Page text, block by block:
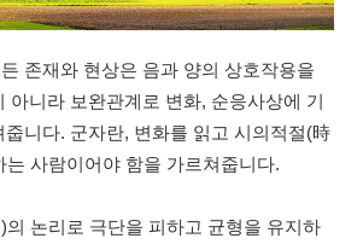
든 존재와 현상은 음과 양의 상호작용을
아니라 보완관계로 변화, 순응사상에 기
줍니다. 군자란, 변화를 읽고 시의적절(時
는 사람이어야 함을 가르쳐줍니다.
의 논리로 극단을 피하고 균형을 유지하